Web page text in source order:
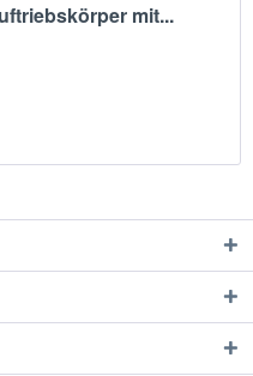
mit...